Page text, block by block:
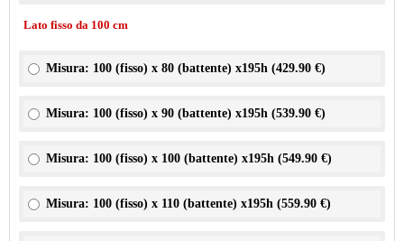
Lato fisso da 100 cm
Misura: 100 (fisso) x 80 (battente) x195h (429.90 €)
Misura: 100 (fisso) x 90 (battente) x195h (539.90 €)
Misura: 100 (fisso) x 100 (battente) x195h (549.90 €)
Misura: 100 (fisso) x 110 (battente) x195h (559.90 €)